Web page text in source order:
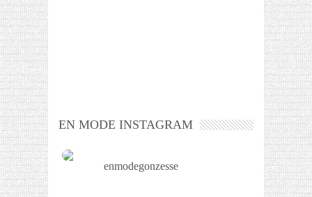
EN MODE INSTAGRAM
enmodegonzesse